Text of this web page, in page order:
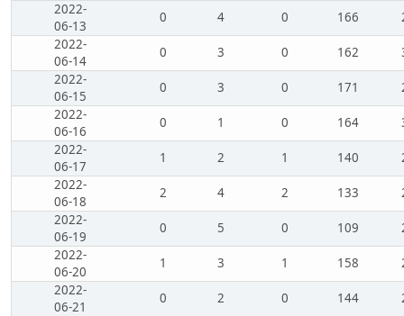
2022-
06-13
0 4 0 166
2022-
06-14
0 3 0 162
2022-
06-15
0 3 0 171
2022-
06-16
0 1 0 164
2022-
06-17
1 2 1 140
2022-
06-18
2 4 2 133
2022-
06-19
0 5 0 109
2022-
06-20
1 3 1 158
2022-
06-21
0 2 0 144